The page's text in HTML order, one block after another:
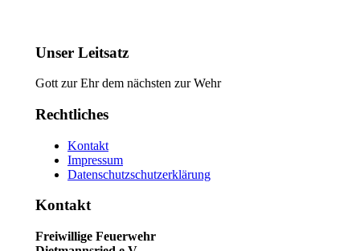
Unser Leitsatz
Gott zur Ehr dem nächsten zur Wehr
Rechtliches
Kontakt
Impressum
Datenschutzschutzerklärung
Kontakt
Freiwillige Feuerwehr